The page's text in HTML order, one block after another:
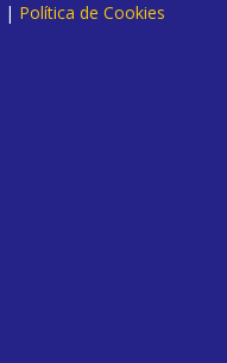
| Política de Cookies